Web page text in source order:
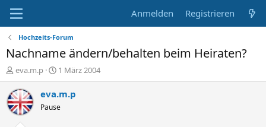
Anmelden Registrieren
Hochzeits-Forum
Nachname ändern/behalten beim Heiraten?
E
r
s
t
e
eva.m.p
E
r
s
e
1 März 2004
eva.m.p
Pause